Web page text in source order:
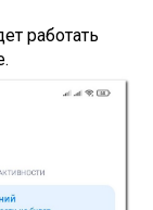
работать